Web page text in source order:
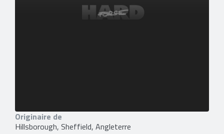
Originaire de
Hillsborough, Sheffield, Angleterre